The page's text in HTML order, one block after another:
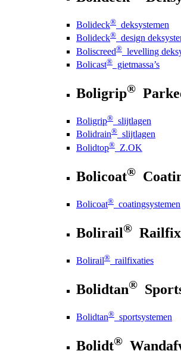
Bolideck® deksystemen
Bolideck® design
Boliscreed® levelling
Bolicast® gietmassa’s
Boligrip®
Boligrip® slijtlagen
Bolidrain® slijtlagen
Bolidtop® Z.OK
Bolicoat®
Bolicoat® coatingsystemen
Bolirail®
Bolirail® railfixaties
Bolidtan®
Bolidtan® sportsystemen
Bolidt®